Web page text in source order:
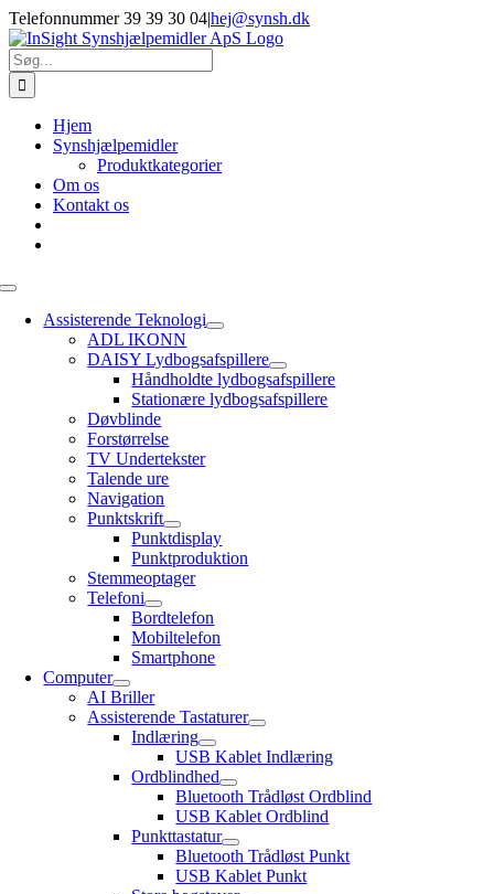
Skip
to
content
Telefonnummer 39 39 30 04|hej@synsh.dk
Søg
efter:
Hjem
Synshjælpemidler
Produktkategorier
Om os
Kontakt os
Toggle
NavigationAssisterende Teknologi
ADL IKONN
DAISY Lydbogsafspillere
Håndholdte lydbogsafspillere
Stationære lydbogsafspillere
Døvblinde
Forstørrelse
TV Undertekster
Talende ure
Navigation
Punktskrift
Punktdisplay
Punktproduktion
Stemmeoptager
Telefoni
Bordtelefon
Mobiltelefon
Smartphone
Computer
AI Briller
Assisterende Tastaturer
Indlæring
USB Kablet Indlæring
Ordblindhed
Bluetooth Trådløst Ordblind
USB Kablet Ordblind
Punkttastatur
Bluetooth Trådløst Punkt
USB Kablet Punkt